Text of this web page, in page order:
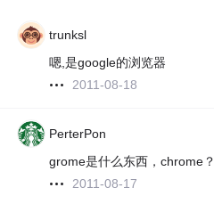
trunksl
嗯,是google的浏览器
2011-08-18
PerterPon
grome是什么东西，chrome？
2011-08-17